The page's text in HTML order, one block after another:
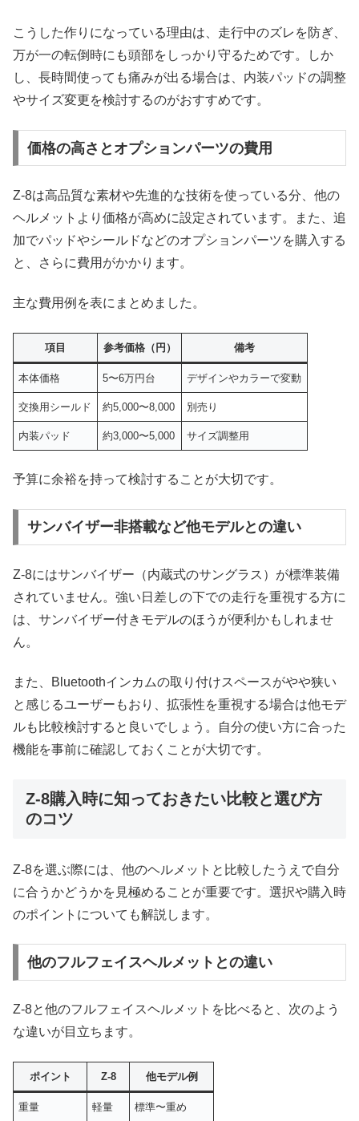
こうした作りになっている理由は、走行中のズレを防ぎ、
万が一の転倒時にも頭部をしっかり守るためです。しか
し、長時間使っても痛みが出る場合は、内装パッドの調整
やサイズ変更を検討するのがおすすめです。
価格の高さとオプションパーツの費用
Z-8は高品質な素材や先進的な技術を使っている分、他の
ヘルメットより価格が高めに設定されています。また、追
加でパッドやシールドなどのオプションパーツを購入する
と、さらに費用がかかります。
主な費用例を表にまとめました。
項目 参考価格（円） 備考
本体価格 5〜6万円台 デザインやカラーで変動
交換用シールド 約5,000〜8,000 別売り
内装パッド 約3,000〜5,000 サイズ調整用
予算に余裕を持って検討することが大切です。
サンバイザー非搭載など他モデルとの違い
Z-8にはサンバイザー（内蔵式のサングラス）が標準装備
されていません。強い日差しの下での走行を重視する方に
は、サンバイザー付きモデルのほうが便利かもしれませ
ん。
また、Bluetoothインカムの取り付けスペースがやや狭い
と感じるユーザーもおり、拡張性を重視する場合は他モデ
ルも比較検討すると良いでしょう。自分の使い方に合った
機能を事前に確認しておくことが大切です。
Z-8購入時に知っておきたい比較と選び方
のコツ
Z-8を選ぶ際には、他のヘルメットと比較したうえで自分
に合うかどうかを見極めることが重要です。選択や購入時
のポイントについても解説します。
他のフルフェイスヘルメットとの違い
Z-8と他のフルフェイスヘルメットを比べると、次のよう
な違いが目立ちます。
ポイント Z-8 他モデル例
重量 軽量 標準〜重め